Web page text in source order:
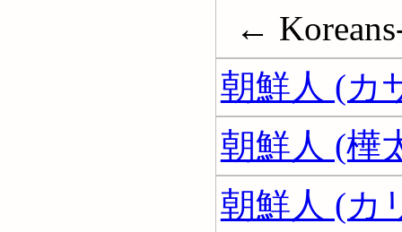
←
朝鮮人 (カ
朝鮮人 (樺
朝鮮人 (カ